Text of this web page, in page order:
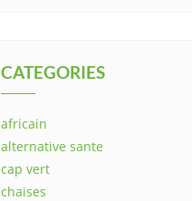
CATEGORIES
africain
alternative sante
cap vert
chaises